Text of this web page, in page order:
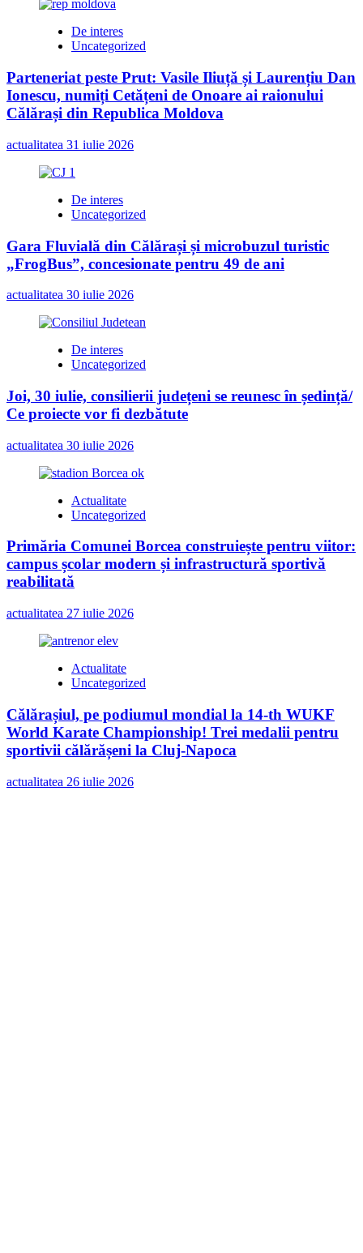
De interes
Uncategorized
Parteneriat peste Prut: Vasile Iliuță și Laurențiu Dan
Ionescu, numiți Cetățeni de Onoare ai raionului
Călărași din Republica Moldova
actualitatea 31 iulie 2026
De interes
Uncategorized
Gara Fluvială din Călărași și microbuzul turistic
„FrogBus”, concesionate pentru 49 de ani
actualitatea 30 iulie 2026
De interes
Uncategorized
Joi, 30 iulie, consilierii județeni se reunesc în ședință/
Ce proiecte vor fi dezbătute
actualitatea 30 iulie 2026
Actualitate
Uncategorized
Primăria Comunei Borcea construiește pentru viitor:
campus școlar modern și infrastructură sportivă
reabilitată
actualitatea 27 iulie 2026
Actualitate
Uncategorized
Călărașiul, pe podiumul mondial la 14-th WUKF
World Karate Championship! Trei medalii pentru
sportivii călărășeni la Cluj-Napoca
actualitatea 26 iulie 2026